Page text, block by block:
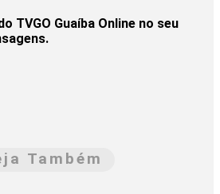
TVGO Guaíba Online no seu
Também